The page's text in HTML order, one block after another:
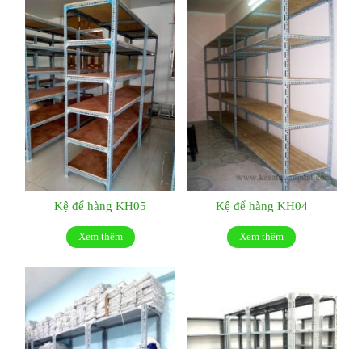
Kệ để hàng KH05
Xem thêm
Kệ để hàng KH04
Xem thêm